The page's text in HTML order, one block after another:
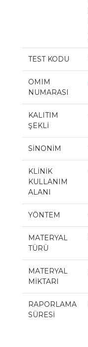
TEST KODU
OMIM
NUMARASI
KALITIM
ŞEKLİ
SİNONİM
KLİNİK
KULLANIM
ALANI
YÖNTEM
MATERYAL
TÜRÜ
MATERYAL
MİKTARI
RAPORLAMA
SÜRESİ